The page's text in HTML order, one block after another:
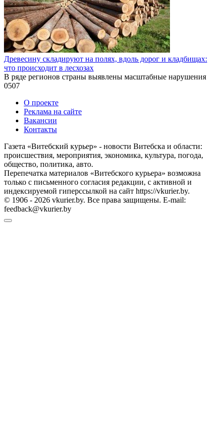
Древесину складируют на полях, вдоль дорог и кладбищах:
что происходит в лесхозах
В ряде регионов страны выявлены масштабные нарушения
0507
О проекте
Реклама на сайте
Вакансии
Контакты
Газета «Витебский курьер» - новости Витебска и области:
происшествия, мероприятия, экономика, культура, погода,
общество, политика, авто.
Перепечатка материалов «Витебского курьера» возможна
только с письменного согласия редакции, с активной и
индексируемой гиперссылкой на сайт https://vkurier.by.
© 1906 - 2026 vkurier.by. Все права защищены. E-mail:
feedback@vkurier.by